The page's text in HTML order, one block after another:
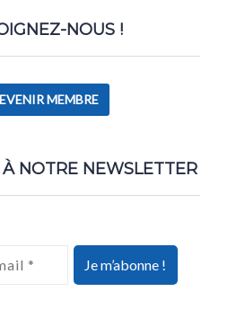
NOUS !
MEMBRE
NOTRE NEWSLETTER